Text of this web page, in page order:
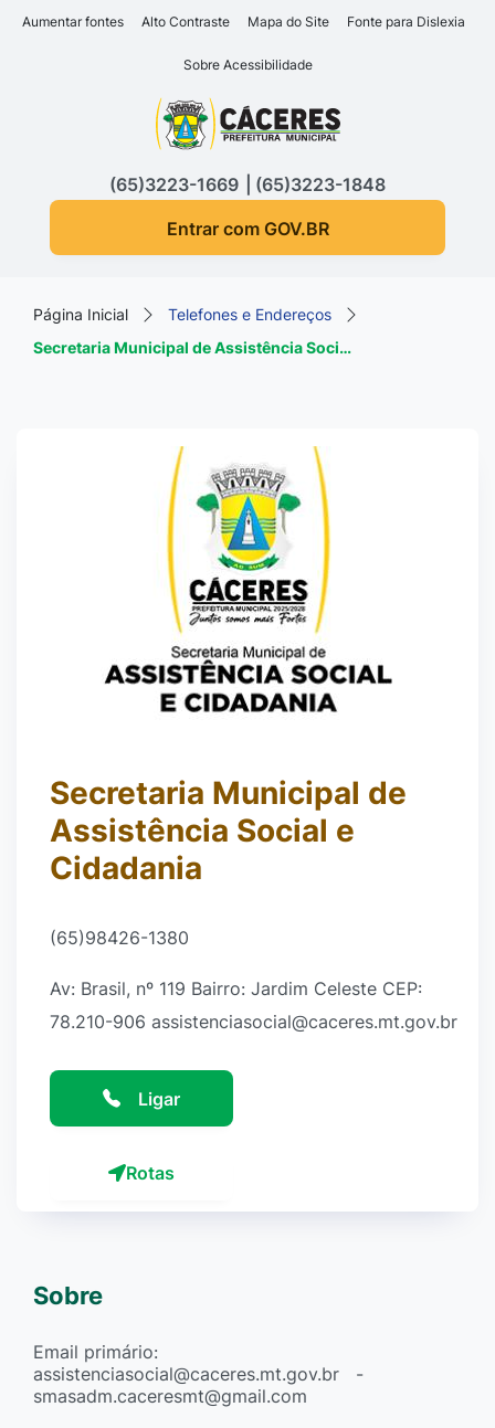
Seção de atalhos e links
Ir para o conteúdo [alt+1]
Ir para o rodapé [alt+4]
Aumentar fontes Alto Contraste Mapa do Site Fonte para Dislexia
Sobre Acessibilidade
Seção do menu principal
(65)3223-1669
(65)3223-1848
Entrar com GOV.BR
Página Inicial
Telefones e Endereços
Secretaria Municipal de Assistência Soci…
Secretaria Municipal de
Assistência Social e
Cidadania
(65)98426-1380
Av: Brasil, nº 119 Bairro: Jardim Celeste CEP:
78.210-906 assistenciasocial@caceres.mt.gov.br
Ligar
Rotas
Sobre
Email primário:
assistenciasocial@caceres.mt.gov.br -
smasadm.caceresmt@gmail.com